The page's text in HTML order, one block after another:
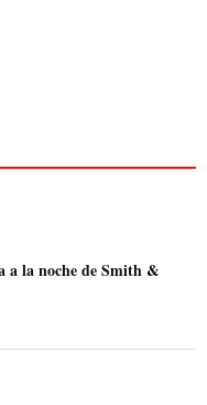
a la noche de Smith &